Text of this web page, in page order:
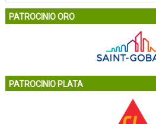
PATROCINIO ORO
PATROCINIO PLATA